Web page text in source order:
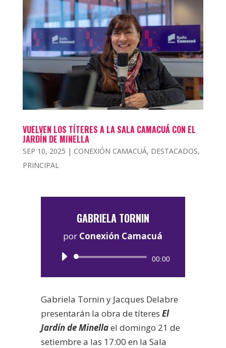
VUELVEN LOS TÍTERES A LA SALA CAMACUÁ CON EL
JARDÍN DE MINELLA
SEP 10, 2025 | CONEXIÓN CAMACUÁ, DESTACADOS,
PRINCIPAL
GABRIELA TORNIN
por Conexión Camacuá
Reproductor
00:00
Gabriela Tornin y Jacques Delabre
presentarán la obra de títeres El
Jardín de Minellael domingo 21 de
setiembre a las 17:00 en la Sala